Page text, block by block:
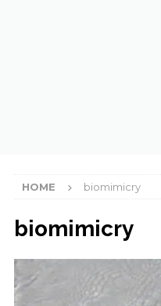
HOME biomimicry
biomimicry